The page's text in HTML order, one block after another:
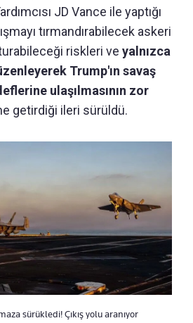
JD Vance ile yaptığı
tırmandırabilecek askeri
riskleri ve yalnızca
Trump'ın savaş
ulaşılmasının zor
getirdiği ileri sürüldü.
sürükledi! Çıkış yolu aranıyor